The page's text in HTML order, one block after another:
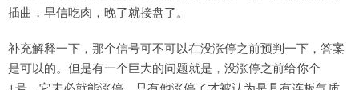
插曲，早信吃肉，晚了就接盘了。
补充解释一下，那个信号可不可以在没涨停之前预判一下，答案
是可以的。但是有一个巨大的问题就是，没涨停之前给你个